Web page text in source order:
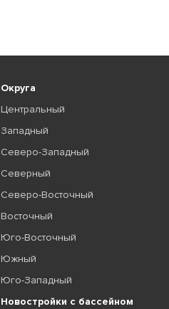
Округа
Центральный
Западный
Северо-Западный
Северный
Северо-Восточный
Восточный
Юго-Восточный
Южный
Юго-Западный
Новостройки с бассейном